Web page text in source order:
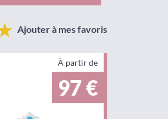
Ajouter à mes favoris
À partir de
97 €